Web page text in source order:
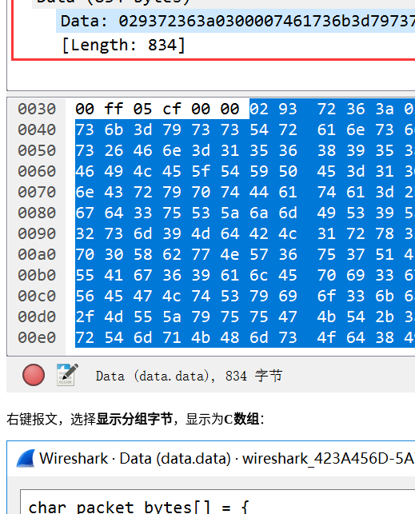
右键报文，选择显示分组字节，显示为C数组 ：